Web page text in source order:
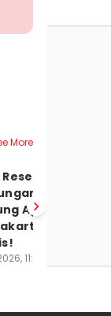
More
ke
Agung
11:24 WIB